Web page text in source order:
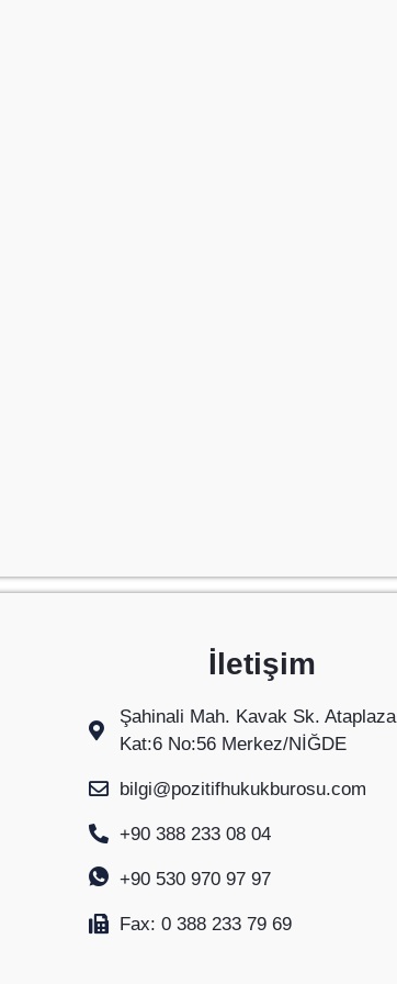
İletişim
Şahinali Mah. Kavak Sk. Ataplaza
Kat:6 No:56 Merkez/NİĞDE
bilgi@pozitifhukukburosu.com
+90 388 233 08 04
+90 530 970 97 97
Fax: 0 388 233 79 69